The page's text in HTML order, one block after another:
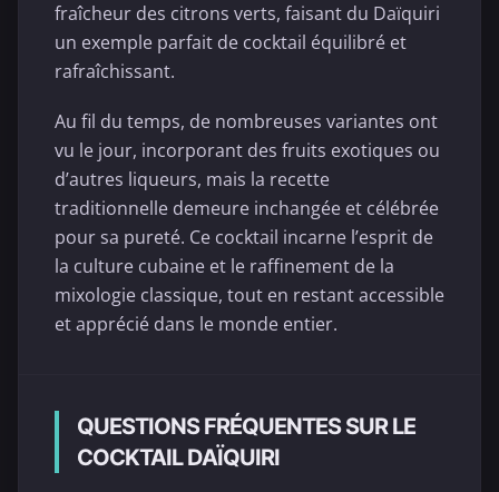
fraîcheur des citrons verts, faisant du Daïquiri
un exemple parfait de cocktail équilibré et
rafraîchissant.
Au fil du temps, de nombreuses variantes ont
vu le jour, incorporant des fruits exotiques ou
d’autres liqueurs, mais la recette
traditionnelle demeure inchangée et célébrée
pour sa pureté. Ce cocktail incarne l’esprit de
la culture cubaine et le raffinement de la
mixologie classique, tout en restant accessible
et apprécié dans le monde entier.
QUESTIONS FRÉQUENTES SUR LE
COCKTAIL DAÏQUIRI